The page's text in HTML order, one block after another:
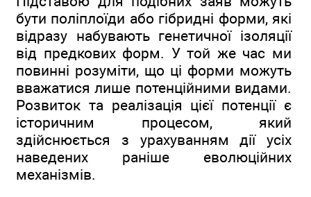
бути поліплоїди або гібридні форми, які
відразу набувають генетичної ізоляції
від предкових форм. У той же час ми
повинні розуміти, що ці форми можуть
вважатися лише потенційними видами.
Розвиток та реалізація цієї потенції є
історичним процесом, який
здійснюється з урахуванням дії усіх
наведених раніше еволюційних
механізмів.